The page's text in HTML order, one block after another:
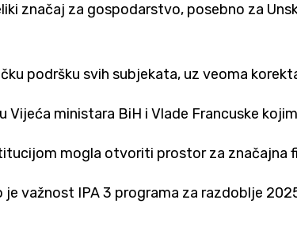
značaj za gospodarstvo, posebno za
podršku svih subjekata, uz veoma
Vijeća ministara BiH i Vlade Francuske
mogla otvoriti prostor za značajna
važnost IPA 3 programa za razdoblje